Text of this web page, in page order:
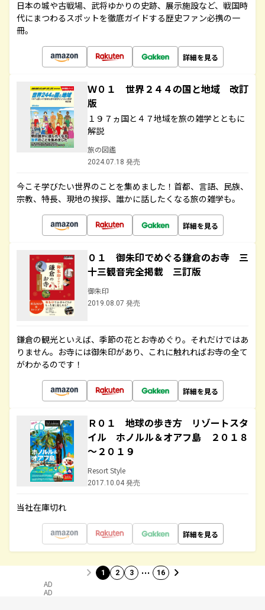
日本の城や古戦場、武将ゆかりの史跡、展示施設など、戦国時
代にまつわるスポットを徹底ガイドする歴史ファン必携の一
冊。
詳細を見る
Ｗ０１ 世界２４４の国と地域 改訂
版
１９７ヵ国と４７地域を旅の雑学とともに
解説
旅の図鑑
2024.07.18 発売
今こそ学びたい世界のことを集めました！首都、言語、民族、
宗教、特長、現地の挨拶、誰かに話したくなる旅の雑学も。
詳細を見る
０１ 御朱印でめぐる鎌倉のお寺 三
十三観音完全掲載 三訂版
御朱印
2019.08.07 発売
鎌倉の観光といえば、季節の花とお寺めぐり。それだけではあ
りません。お寺には御朱印があり、これに触れればお寺の全て
がわかるのです！
詳細を見る
Ｒ０１ 地球の歩き方 リゾートスタ
イル ホノルル＆オアフ島 ２０１８
～２０１９
Resort Style
2017.10.04 発売
当社在庫切れ
詳細を見る
1 2 3 … 16
AD
AD